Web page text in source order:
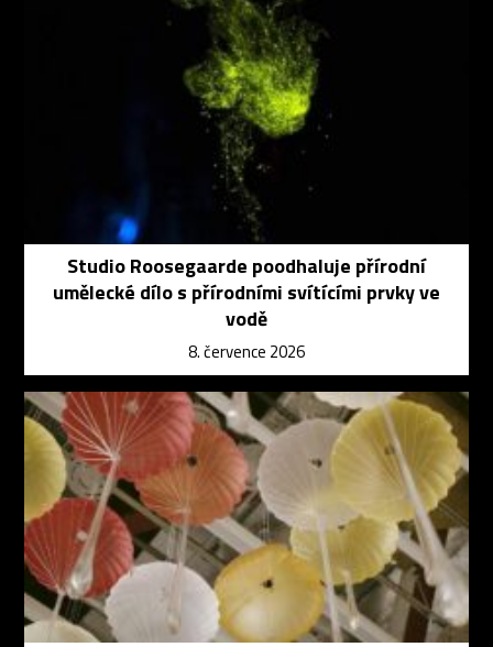
Studio Roosegaarde poodhaluje přírodní
umělecké dílo s přírodními svítícími prvky ve
vodě
8. července 2026